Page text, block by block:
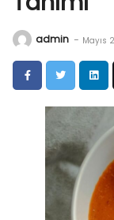
admin - Mayıs